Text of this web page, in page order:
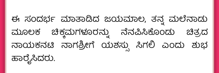
ಈ ಸಂದರ್ಭ ಮಾತಾಡಿದ ಜಯಮಾಲ, ತನ್ನ ಮಲೆನಾಡು
ಮೂಲಕ ಚಿಕ್ಕಮಗಳೂರನ್ನು ನೆನಪಿಸಿಕೊಂಡು ಚಿತ್ರದ
ನಾಯಕನಟಿ ನಾಗಶ್ರೀಗೆ ಯಶಸ್ಸು ಸಿಗಲಿ ಎಂದು ಶುಭ
ಹಾರೈಸಿದರು.